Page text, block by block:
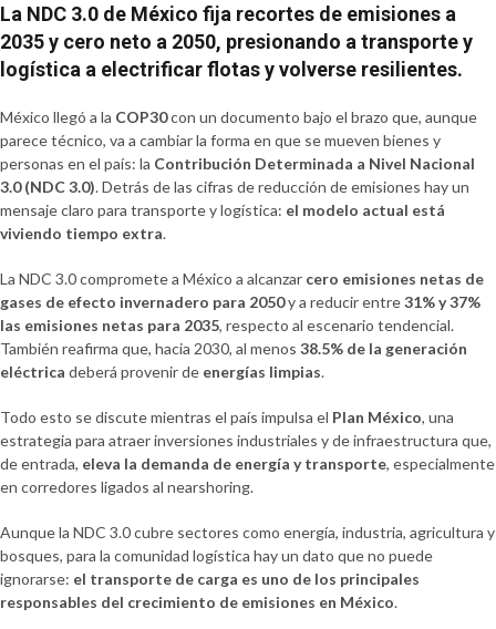
La NDC 3.0 de México fija recortes de emisiones a
2035 y cero neto a 2050, presionando a transporte y
logística a electrificar flotas y volverse resilientes.
México llegó a la COP30con un documento bajo el brazo que, aunque
parece técnico, va a cambiar la forma en que se mueven bienes y
personas en el país: la Contribución Determinada a Nivel Nacional
3.0 (NDC 3.0). Detrás de las cifras de reducción de emisiones hay un
mensaje claro para transporte y logística: el modelo actual está
viviendo tiempo extra.
La NDC 3.0 compromete a México a alcanzar cero emisiones netas de
gases de efecto invernadero para 2050y a reducir entre31% y 37%
las emisiones netas para 2035, respecto al escenario tendencial.
También reafirma que, hacia 2030, al menos 38.5% de la generación
eléctrica deberá provenir de energías limpias.
Todo esto se discute mientras el país impulsa el Plan México, una
estrategia para atraer inversiones industriales y de infraestructura que,
de entrada, eleva la demanda de energía y transporte, especialmente
en corredores ligados al nearshoring.
Aunque la NDC 3.0 cubre sectores como energía, industria, agricultura y
bosques, para la comunidad logística hay un dato que no puede
ignorarse: el transporte de carga es uno de los principales
responsables del crecimiento de emisiones en México.